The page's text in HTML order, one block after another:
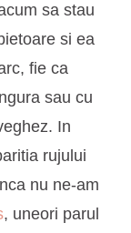
sa stau
si ea
fie ca
sau cu
In
rujului
nu ne-am
, uneori parul